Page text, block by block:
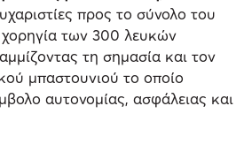
προς το σύνολο του
χορηγία των 300 λευκών
τη σημασία και τον
μπαστουνιού το οποίο
αυτονομίας, ασφάλειας και